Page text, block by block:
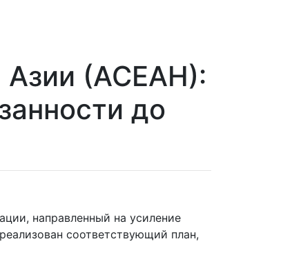
Азии (АСЕАН):
до
направленный на усиление
соответствующий план,